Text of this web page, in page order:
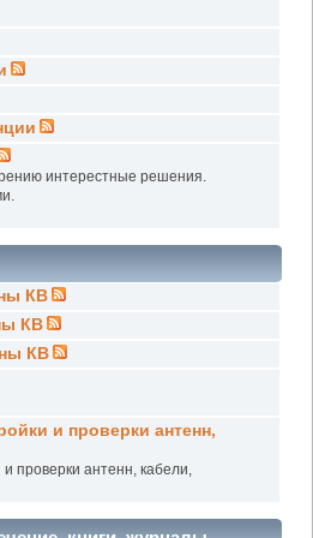
интерестные решения.
КВ
КВ
КВ
и проверки антенн,
проверки антенн, кабели,